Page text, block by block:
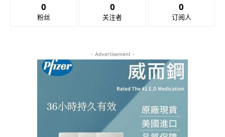
0
粉丝
0
关注者
0
订阅人
- Advertisement -